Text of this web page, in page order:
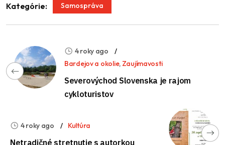
Kategórie: Samospráva
4 roky ago
Bardejov a okolie, Zaujímavosti
Severovýchod Slovenska je rajom
cykloturistov
4 roky ago Kultúra
Netradičné stretnutie s autorkou